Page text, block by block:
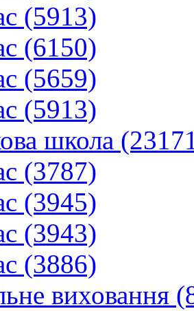
(5913)
(6150)
(5659)
(5913)
школа
(3787)
(3945)
(3943)
(3886)
виховання